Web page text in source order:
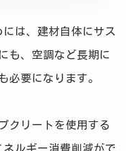
には、建材自体にサス
も、空調など長期に
必要になります。
クリートを使用する
ネルギー消費削減がで